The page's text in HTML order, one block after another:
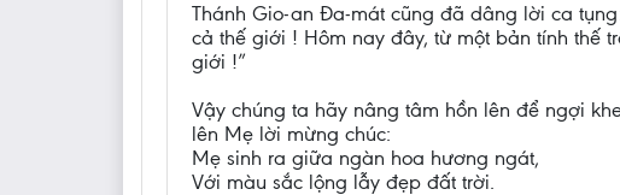
Thánh Gio-an Đa-mát cũng đã dâng lời ca
cả thế giới ! Hôm nay đây, từ một bản tính thế
giới !”
Vậy chúng ta hãy nâng tâm hồn lên để ngợi
lên Mẹ lời mừng chúc:
Mẹ sinh ra giữa ngàn hoa hương ngát,
Với màu sắc lộng lẫy đẹp đất trời.